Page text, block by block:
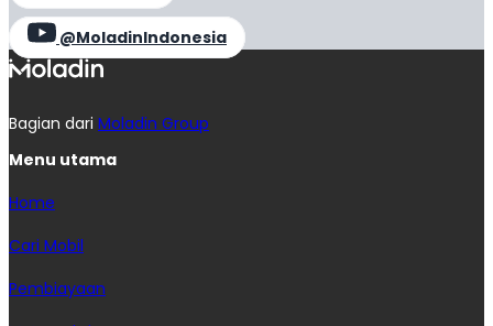
@MoladinIndonesia
Bagian dari Moladin Group
Menu utama
Home
Cari Mobil
Pembiayaan